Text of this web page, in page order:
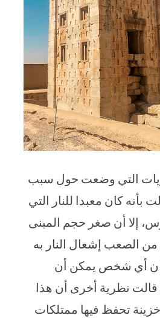
التي وضعت حول سبب
بأنه كان معبدا للنار التي
إلا أن صغر حجم المبنى
من الصعب إشعال النار به
أي شخص يمكن أن
قالت نظرية أخرى أن هذا
خزينة تحفظ فيها ممتلكات